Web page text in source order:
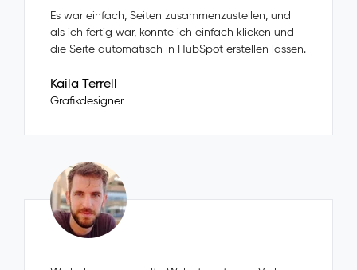
Es war einfach, Seiten zusammenzustellen, und
als ich fertig war, konnte ich einfach klicken und
die Seite automatisch in HubSpot erstellen lassen.
Kaila Terrell
Grafikdesigner